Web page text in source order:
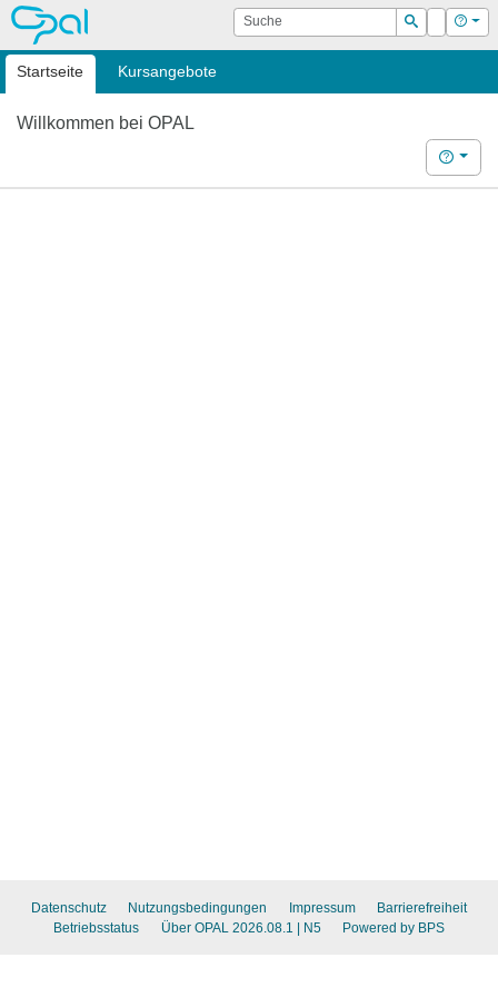
OPAL Suche
Suchen
Login Hilfe
Startseite Kursangebote
Willkommen bei OPAL
Hilfe
Datenschutz Nutzungsbedingungen Impressum
Barrierefreiheit
Betriebsstatus
Über OPAL 2026.08.1 | N5 Powered by BPS